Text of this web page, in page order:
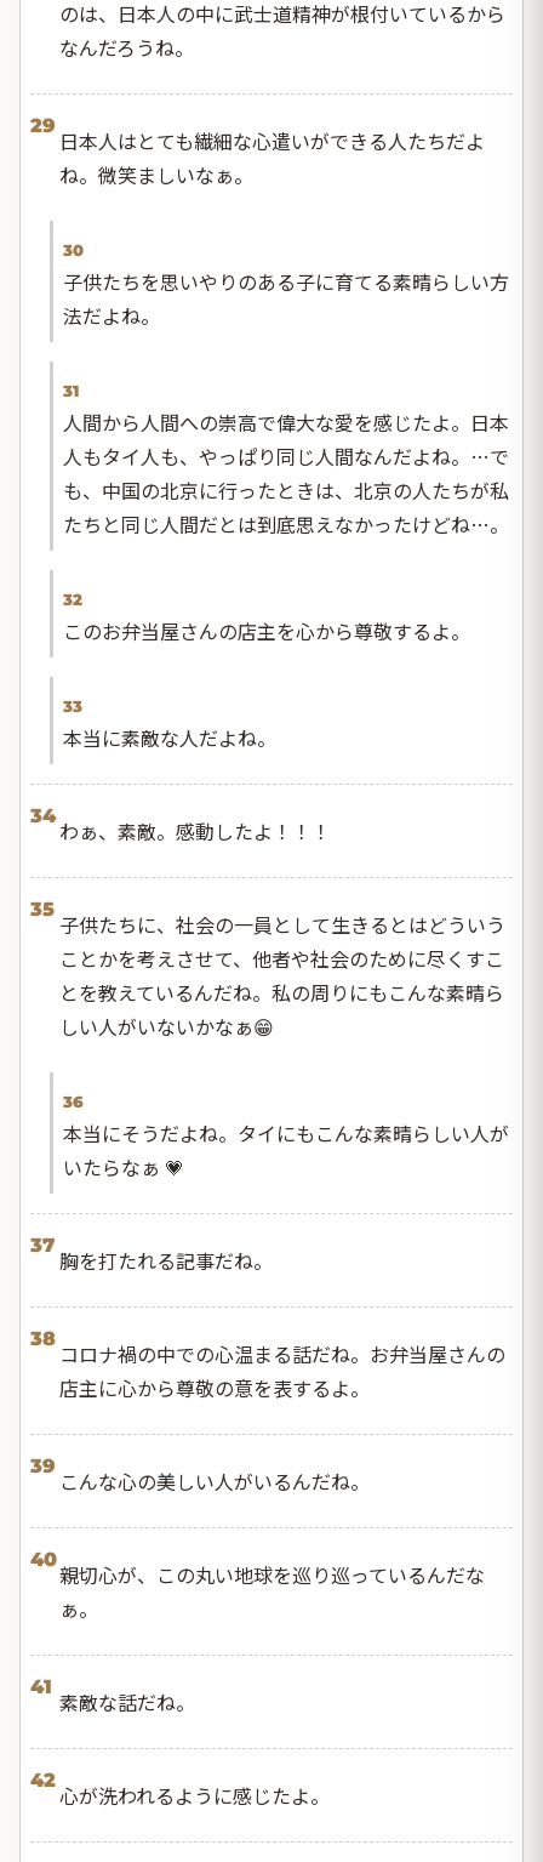
のは、日本人の中に武士道精神が根付いているから
なんだろうね。
29
日本人はとても繊細な心遣いができる人たちだよ
ね。微笑ましいなぁ。
30
子供たちを思いやりのある子に育てる素晴らしい方
法だよね。
31
人間から人間への崇高で偉大な愛を感じたよ。日本
人もタイ人も、やっぱり同じ人間なんだよね。…で
も、中国の北京に行ったときは、北京の人たちが私
たちと同じ人間だとは到底思えなかったけどね…。
32
このお弁当屋さんの店主を心から尊敬するよ。
33
本当に素敵な人だよね。
34
わぁ、素敵。感動したよ！！！
35
子供たちに、社会の一員として生きるとはどういう
ことかを考えさせて、他者や社会のために尽くすこ
とを教えているんだね。私の周りにもこんな素晴ら
しい人がいないかなぁ😁
36
本当にそうだよね。タイにもこんな素晴らしい人が
いたらなぁ 💗
37
胸を打たれる記事だね。
38
コロナ禍の中での心温まる話だね。お弁当屋さんの
店主に心から尊敬の意を表するよ。
39
こんな心の美しい人がいるんだね。
40
親切心が、この丸い地球を巡り巡っているんだな
ぁ。
41
素敵な話だね。
42
心が洗われるように感じたよ。